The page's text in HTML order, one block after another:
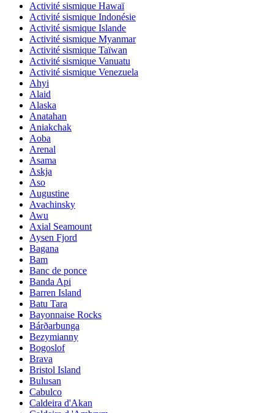
Activité sismique Hawaï
Activité sismique Indonésie
Activité sismique Islande
Activité sismique Myanmar
Activité sismique Taïwan
Activité sismique Vanuatu
Activité sismique Venezuela
Ahyi
Alaid
Alaska
Anatahan
Aniakchak
Aoba
Arenal
Asama
Askja
Aso
Augustine
Avachinsky
Awu
Axial Seamount
Aysen Fjord
Bagana
Bam
Banc de ponce
Banda Api
Barren Island
Batu Tara
Bayonnaise Rocks
Bárðarbunga
Bezymianny
Bogoslof
Brava
Bristol Island
Bulusan
Cabulco
Caldeira d'Akan